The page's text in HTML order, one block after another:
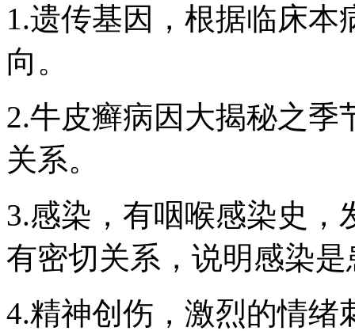
1.遗传基因，根据临床
向。
2.牛皮癣病因大揭秘之
关系。
3.感染，有咽喉感染史
有密切关系，说明感染
4.精神创伤，激烈的情绪